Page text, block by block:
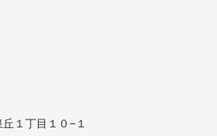
１丁目１０−１